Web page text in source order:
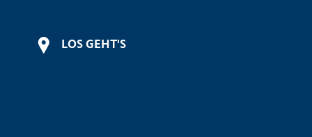
LOS GEHT'S